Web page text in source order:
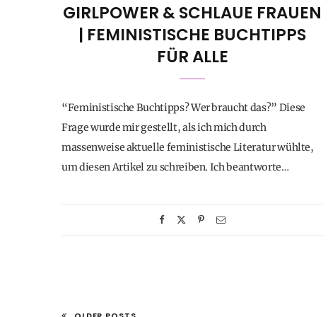
GIRLPOWER & SCHLAUE FRAUEN
| FEMINISTISCHE BUCHTIPPS
FÜR ALLE
“Feministische Buchtipps? Wer braucht das?” Diese
Frage wurde mir gestellt, als ich mich durch
massenweise aktuelle feministische Literatur wühlte,
um diesen Artikel zu schreiben. Ich beantworte…